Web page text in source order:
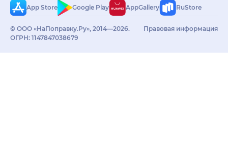
App Store
Google Play AppGallery RuStore
© ООО «НаПоправку.Ру», 2014—2026.
ОГРН: 1147847038679
Правовая информация